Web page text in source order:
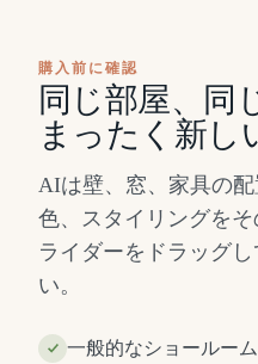
購入前に確認
同じ部屋、同
まったく新し
AIは壁、窓、家具の配
色、スタイリングを
ライダーをドラッグ
い。
一般的なショールー